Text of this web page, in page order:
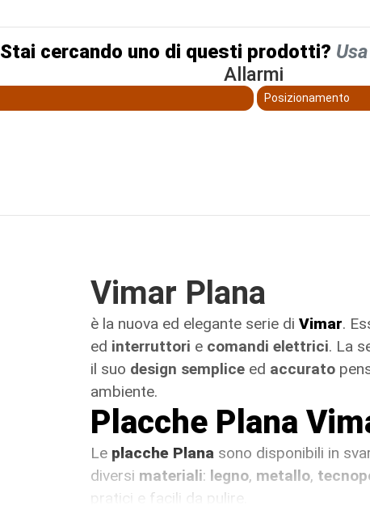
Stai cercando uno di questi prodotti?
Allarmi
Posizionamento
Vimar Plana
è la nuova ed elegante serie di Vimar.
ed interruttori e comandi elettrici. La
il suo design sempliceed accurato
ambiente.
Placche Plana
Le placche Planasono disponibili in
diversi materiali: legno, metallo,
pratici e facili da pulire.